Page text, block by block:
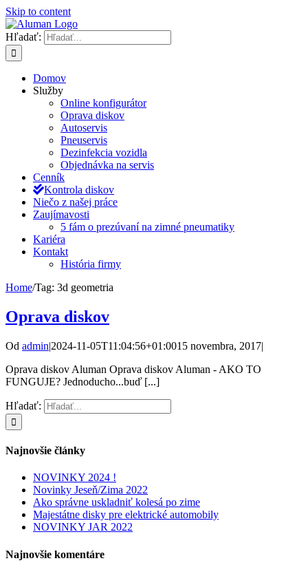
Skip to content
Hľadať:
Domov
Služby
Online konfigurátor
Oprava diskov
Autoservis
Pneuservis
Dezinfekcia vozidla
Objednávka na servis
Cenník
Kontrola diskov
Niečo z našej práce
Zaujímavosti
5 fám o prezúvaní na zimné pneumatiky
Kariéra
Kontakt
História firmy
Home/Tag: 3d geometria
Oprava diskov
Od admin|2024-11-05T11:04:56+01:0015 novembra, 2017|
Oprava diskov Aluman Oprava diskov Aluman - AKO TO
FUNGUJE? Jednoducho...buď [...]
Hľadať:
Najnovšie články
NOVINKY 2024 !
Novinky Jeseň/Zima 2022
Ako správne uskladniť kolesá po zime
Majestátne disky pre elektrické automobily
NOVINKY JAR 2022
Najnovšie komentáre